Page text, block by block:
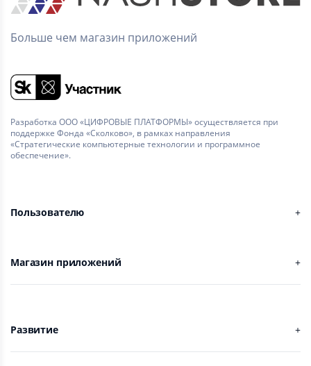
Больше чем магазин приложений
Разработка ООО «ЦИФРОВЫЕ ПЛАТФОРМЫ» осуществляется при
поддержке Фонда «Сколково», в рамках направления
«Стратегические компьютерные технологии и программное
обеспечение».
Пользователю
Магазин приложений
Развитие